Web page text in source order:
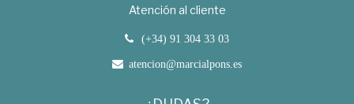
Atención al cliente
(+34) 91 304 33 03
atencion@marcialpons.es